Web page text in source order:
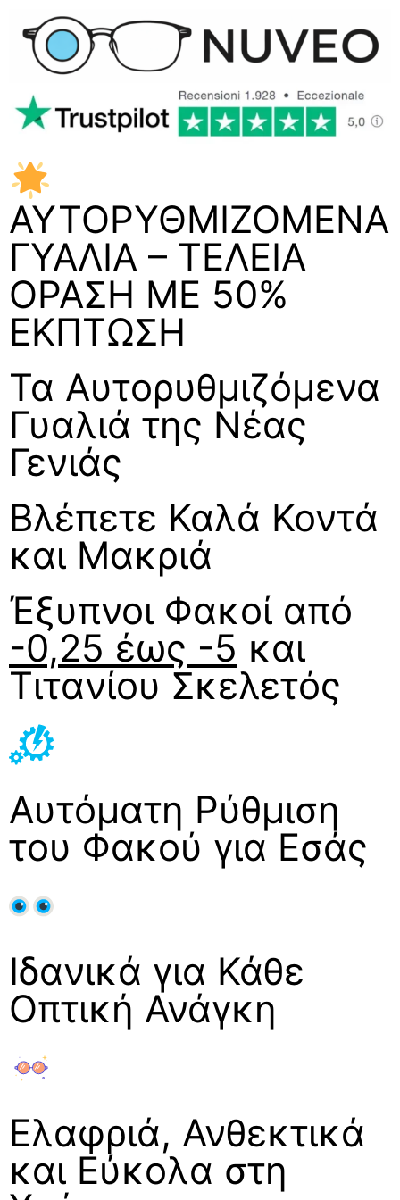
ΑΥΤΟΡΥΘΜΙΖΟΜΕΝΑ
ΓΥΑΛΙΑ – ΤΕΛΕΙΑ
ΟΡΑΣΗ ΜΕ 50%
ΕΚΠΤΩΣΗ
Τα Αυτορυθμιζόμενα
Γυαλιά της Νέας
Γενιάς
Βλέπετε Καλά Κοντά
και Μακριά
Έξυπνοι Φακοί από
-0,25 έως -5 και
Τιτανίου Σκελετός
Αυτόματη Ρύθμιση
του Φακού για Εσάς
Ιδανικά για Κάθε
Οπτική Ανάγκη
Ελαφριά, Ανθεκτικά
και Εύκολα στη